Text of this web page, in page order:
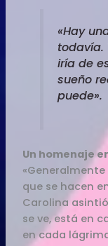
«Hay
todavía.
iría de
sueño
puede».
Un homenaje
que se hacen
Carolina
se ve, está en
en cada